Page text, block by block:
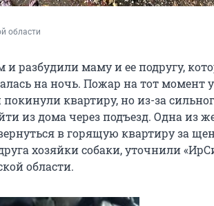
области
разбудили маму и ее подругу,
на ночь. Пожар на тот момент
квартиру, но из-за
из дома через подъезд. Одна из
в горящую квартиру за
хозяйки собаки, уточнили
области.